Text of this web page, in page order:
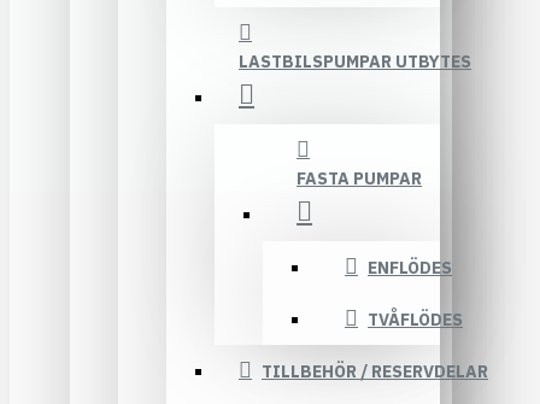
LASTBILSPUMPAR UTBYTES
FASTA PUMPAR
ENFLÖDES
TVÅFLÖDES
TILLBEHÖR / RESERVDELAR